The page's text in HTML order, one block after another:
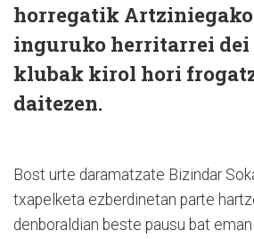
horregatik
inguruko herritarrei dei
klubak kirol hori
daitezen.
Bost urte daramatzate Bizindar
txapelketa ezberdinetan parte
denboraldian beste pausu bat